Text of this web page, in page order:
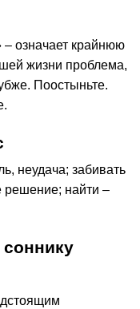
означает крайнюю
жизни проблема,
Поостыньте.
неудача; забивать
решение; найти –